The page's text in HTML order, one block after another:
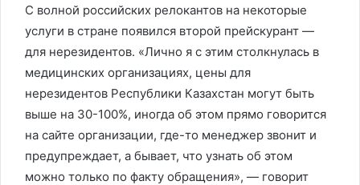
С волной российских релокантов на некоторые
услуги в стране появился второй прейскурант —
для нерезидентов. «Лично я с этим столкнулась в
медицинских организациях, цены для
нерезидентов Республики Казахстан могут быть
выше на 30-100%, иногда об этом прямо говорится
на сайте организации, где-то менеджер звонит и
предупреждает, а бывает, что узнать об этом
можно только по факту обращения», — говорит